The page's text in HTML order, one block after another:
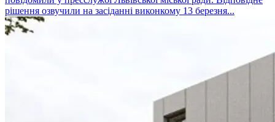
рішення озвучили на засіданні виконкому 13 березня...